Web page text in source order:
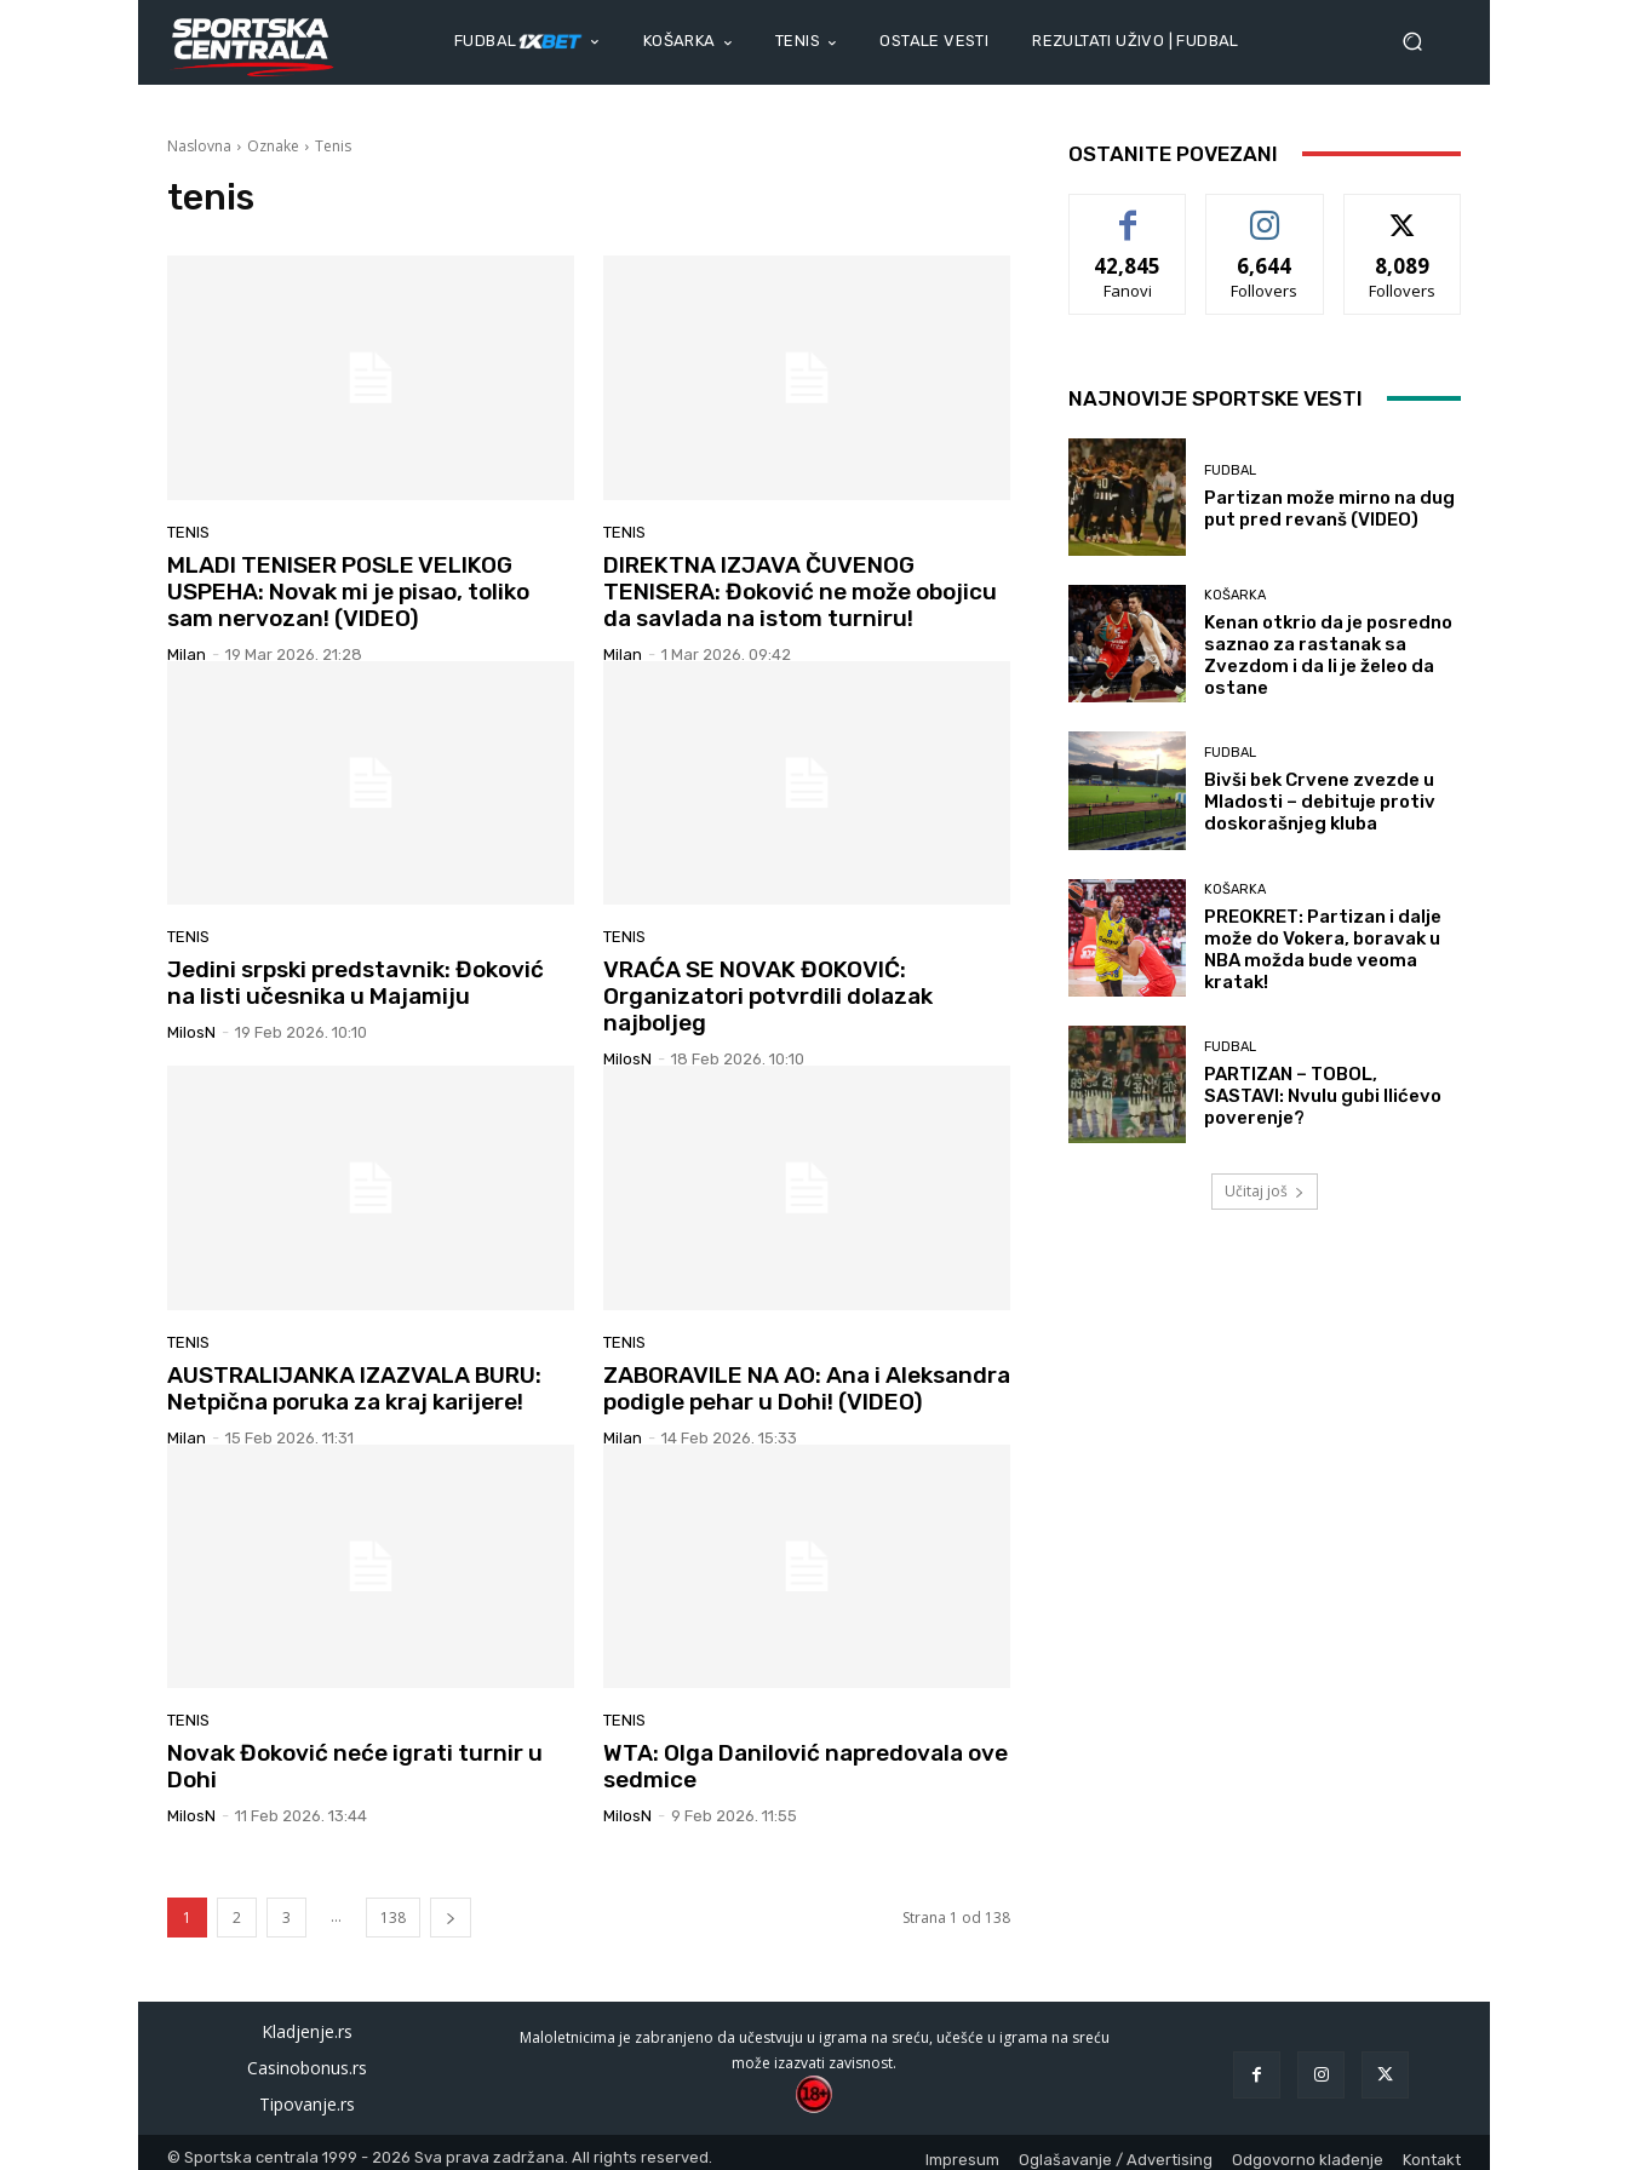
FUDBAL KOŠARKA TENIS OSTALE VESTI REZULTATI UŽIVO | FUDBAL
Naslovna Oznake Tenis
tenis
TENIS
MLADI TENISER POSLE VELIKOG
USPEHA: Novak mi je pisao, toliko
sam nervozan! (VIDEO)
Milan - 19 Mar 2026. 21:28
TENIS
DIREKTNA IZJAVA ČUVENOG
TENISERA: Đoković ne može obojicu
da savlada na istom turniru!
Milan - 1 Mar 2026. 09:42
TENIS
Jedini srpski predstavnik: Đoković
na listi učesnika u Majamiju
MilosN - 19 Feb 2026. 10:10
TENIS
VRAĆA SE NOVAK ĐOKOVIĆ:
Organizatori potvrdili dolazak
najboljeg
MilosN - 18 Feb 2026. 10:10
TENIS
AUSTRALIJANKA IZAZVALA BURU:
Netpična poruka za kraj karijere!
Milan - 15 Feb 2026. 11:31
TENIS
ZABORAVILE NA AO: Ana i Aleksandra
podigle pehar u Dohi! (VIDEO)
Milan - 14 Feb 2026. 15:33
TENIS
Novak Đoković neće igrati turnir u
Dohi
MilosN - 11 Feb 2026. 13:44
TENIS
WTA: Olga Danilović napredovala ove
sedmice
MilosN - 9 Feb 2026. 11:55
1 2 3 ... 138 Strana 1 od 138
OSTANITE POVEZANI
42,845
Fanovi
6,644
Follovers
8,089
Follovers
NAJNOVIJE SPORTSKE VESTI
FUDBAL
Partizan može mirno na dug
put pred revanš (VIDEO)
KOŠARKA
Kenan otkrio da je posredno
saznao za rastanak sa
Zvezdom i da li je želeo da
ostane
FUDBAL
Bivši bek Crvene zvezde u
Mladosti – debituje protiv
doskorašnjeg kluba
KOŠARKA
PREOKRET: Partizan i dalje
može do Vokera, boravak u
NBA možda bude veoma
kratak!
FUDBAL
PARTIZAN – TOBOL,
SASTAVI: Nvulu gubi Ilićevo
poverenje?
Učitaj još
Kladjenje.rs
Casinobonus.rs
Tipovanje.rs
Maloletnicima je zabranjeno da učestvuju u igrama na sreću, učešće u igrama na sreću
može izazvati zavisnost.
© Sportska centrala 1999 - 2026 Sva prava zadržana. All rights reserved. Impresum Oglašavanje / Advertising Odgovorno klađenje Kontakt